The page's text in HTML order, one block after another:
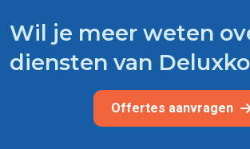
Wil je meer weten
diensten van
Offertes aanvragen